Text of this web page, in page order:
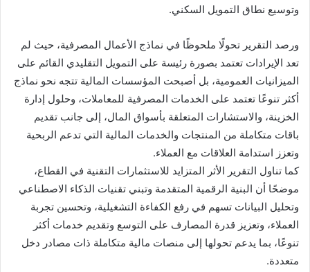
وتوسيع نطاق التمويل السكني.
ورصد التقرير تحولًا ملحوظًا في نماذج الأعمال المصرفية، حيث لم
تعد الإيرادات تعتمد بصورة رئيسة على التمويل التقليدي القائم على
الميزانيات العمومية، بل أصبحت المؤسسات المالية تتجه نحو نماذج
أكثر تنوعًا تعتمد على الخدمات المصرفية للمعاملات، وحلول إدارة
الخزينة، والاستشارات المتعلقة بأسواق المال، إلى جانب تقديم
باقات متكاملة من المنتجات والخدمات المالية التي تدعم الربحية
وتعزز استدامة العلاقات مع العملاء.
كما تناول التقرير الأثر المتزايد للاستثمارات التقنية في القطاع،
موضحًا أن البنية الرقمية المتقدمة وتبني تقنيات الذكاء الاصطناعي
وتحليل البيانات تسهم في رفع الكفاءة التشغيلية، وتحسين تجربة
العملاء، وتعزيز قدرة المصارف على التوسع وتقديم خدمات أكثر
تنوعًا، بما يدعم تحولها إلى منصات مالية متكاملة ذات مصادر دخل
متعددة.